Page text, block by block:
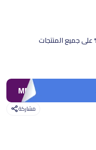
MM61
مشاركة